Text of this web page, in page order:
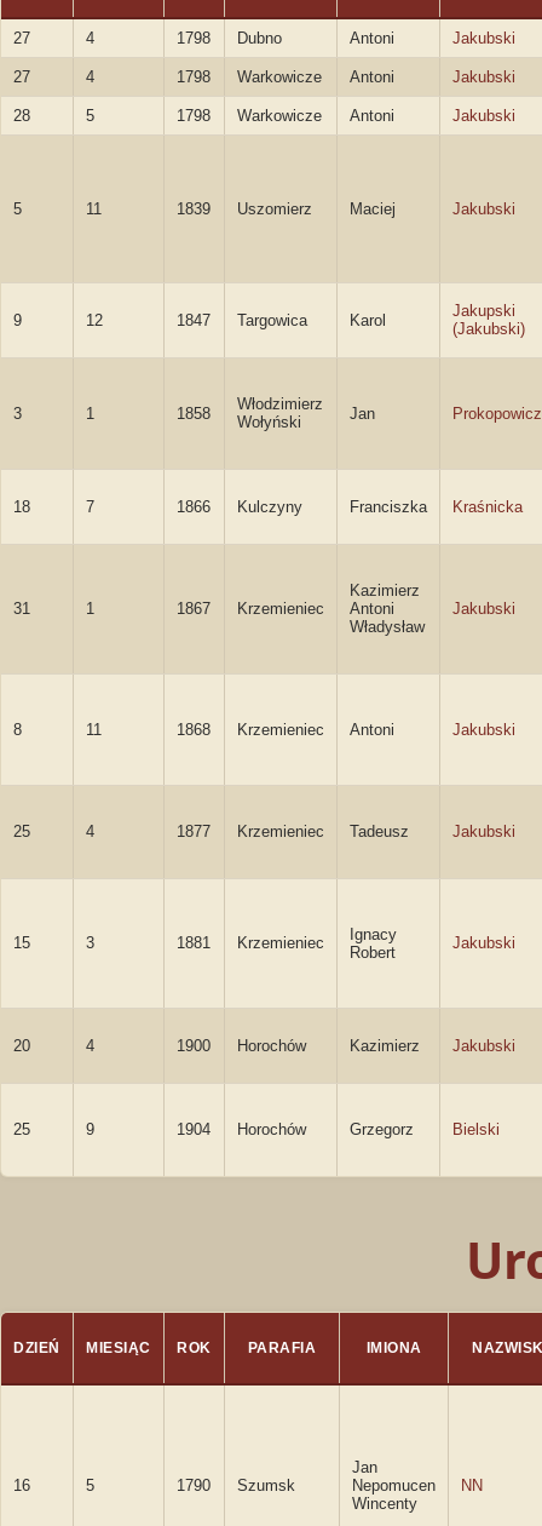
27 4 1798 Dubno Antoni Jakubski
27 4 1798 Warkowicze Antoni Jakubski
28 5 1798 Warkowicze Antoni Jakubski
5 11 1839 Uszomierz Maciej Jakubski
9 12 1847 Targowica Karol
Jakupski
(Jakubski)
3 1 1858
Włodzimierz
Wołyński
Jan Prokopowicz
18 7 1866 Kulczyny Franciszka Kraśnicka
31 1 1867 Krzemieniec
Kazimierz
Antoni
Władysław
Jakubski
8 11 1868 Krzemieniec Antoni Jakubski
25 4 1877 Krzemieniec Tadeusz Jakubski
15 3 1881 Krzemieniec
Ignacy
Robert
Jakubski
20 4 1900 Horochów Kazimierz Jakubski
25 9 1904 Horochów Grzegorz Bielski
DZIEŃ MIESIĄC ROK PARAFIA IMIONA
16 5 1790 Szumsk
Jan
Nepomucen
Wincenty
NN